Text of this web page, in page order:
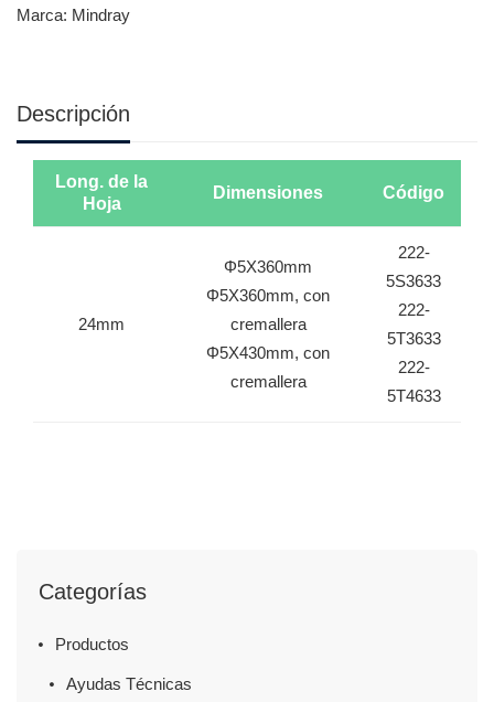
Categorías
Productos
Ayudas Técnicas
Marca: Mindray
Descripción
Long. de la
Hoja
Dimensiones Código
24mm
Φ5X360mm
Φ5X360mm, con
cremallera
Φ5X430mm, con
cremallera
222-
5S3633
222-
5T3633
222-
5T4633